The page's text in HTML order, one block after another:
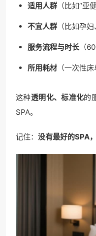
适用人群 （比如“亚
不宜人群 （比如孕
服务流程与时长 （
所用耗材 （一次性
这种透明化、标准化的
SPA。
记住： 没有最好的SPA